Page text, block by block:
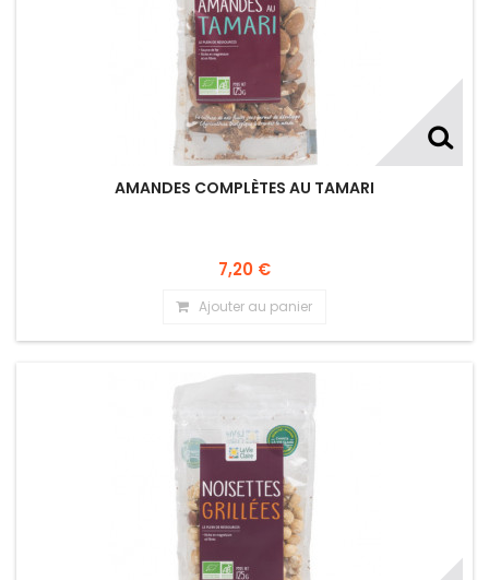
AMANDES COMPLÈTES AU TAMARI
7,20 €
Ajouter au panier